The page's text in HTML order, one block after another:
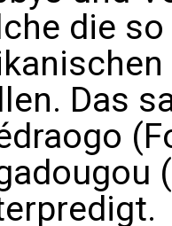
die so
Das